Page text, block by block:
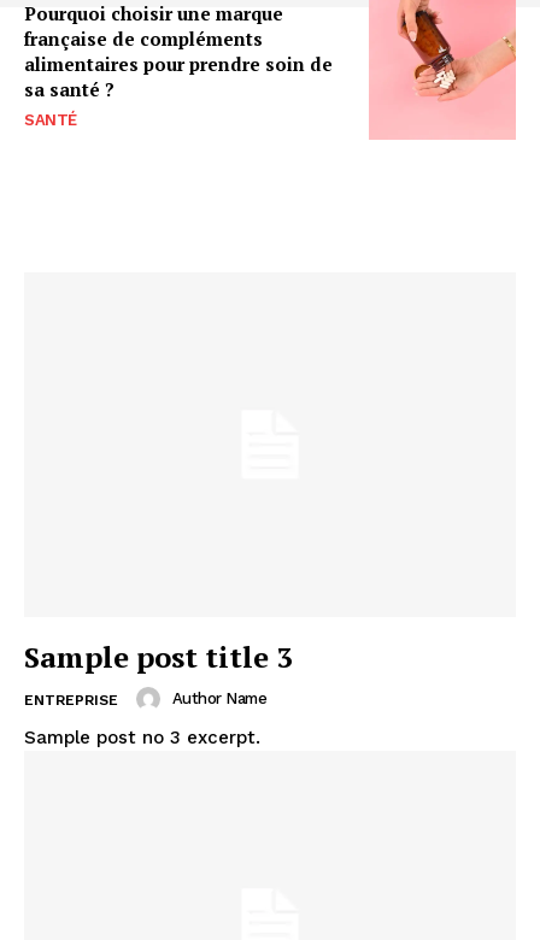
Pourquoi choisir une marque
française de compléments
alimentaires pour prendre soin de
sa santé ?
SANTÉ
Sample post title 3
ENTREPRISE Author Name
Sample post no 3 excerpt.